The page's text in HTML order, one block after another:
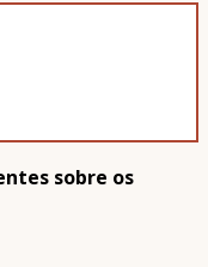
sobre os